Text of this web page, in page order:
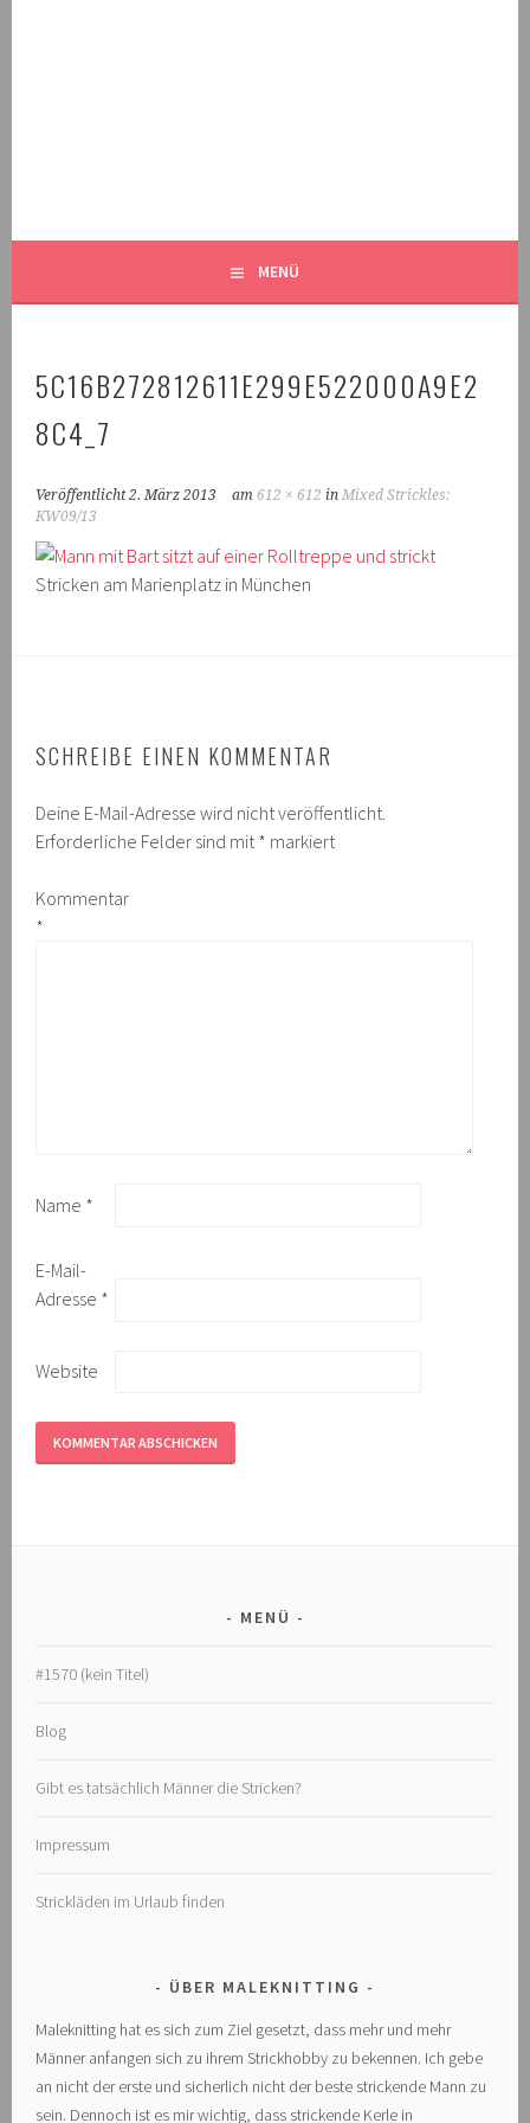
MENÜ
5C16B272812611E299E522000A9E2
8C4_7
Veröffentlicht2. März 2013 am 612 × 612 inMixed Strickles:
KW09/13
Stricken am Marienplatz in München
SCHREIBE EINEN KOMMENTAR
Deine E-Mail-Adresse wird nicht veröffentlicht.
Erforderliche Felder sind mit * markiert
Kommentar
*
Name *
E-Mail-
Adresse *
Website
MENÜ
#1570 (kein Titel)
Blog
Gibt es tatsächlich Männer die Stricken?
Impressum
Strickläden im Urlaub finden
ÜBER MALEKNITTING
Maleknitting hat es sich zum Ziel gesetzt, dass mehr und mehr
Männer anfangen sich zu ihrem Strickhobby zu bekennen. Ich gebe
an nicht der erste und sicherlich nicht der beste strickende Mann zu
sein. Dennoch ist es mir wichtig, dass strickende Kerle in